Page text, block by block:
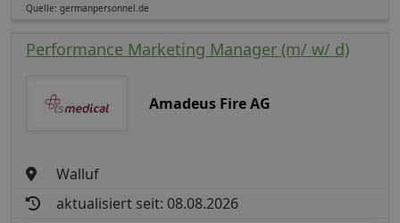
Quelle: germanpersonnel.de
Performance Marketing Manager (m/ w/ d)
Amadeus Fire AG
Walluf
aktualisiert seit: 08.08.2026